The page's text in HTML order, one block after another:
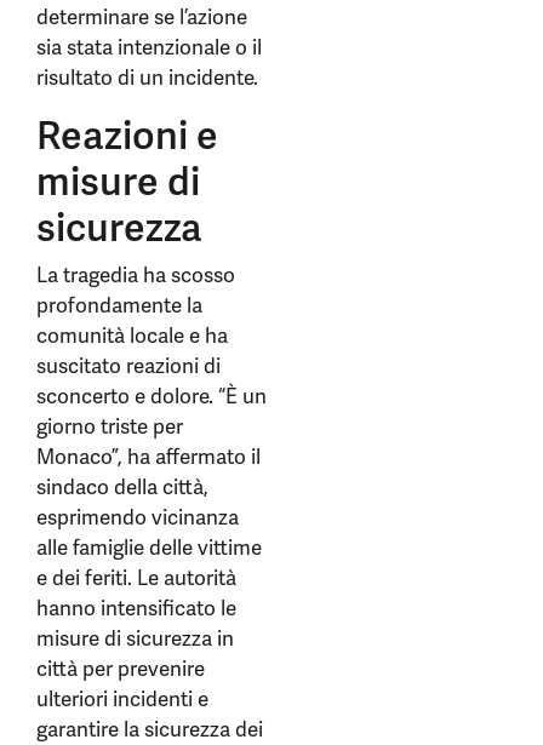
determinare se l’azione
sia stata intenzionale o il
risultato di un incidente.
Reazioni e
misure di
sicurezza
La tragedia ha scosso
profondamente la
comunità locale e ha
suscitato reazioni di
sconcerto e dolore. “È un
giorno triste per
Monaco”, ha affermato il
sindaco della città,
esprimendo vicinanza
alle famiglie delle vittime
e dei feriti. Le autorità
hanno intensificato le
misure di sicurezza in
città per prevenire
ulteriori incidenti e
garantire la sicurezza dei